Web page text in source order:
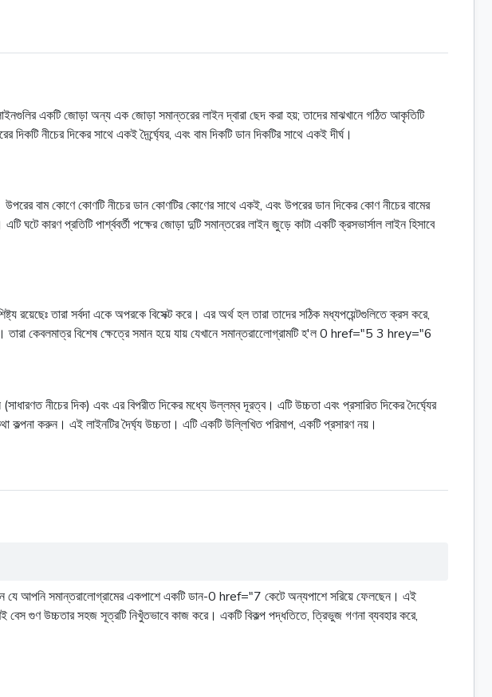
একটি জোড়া অন্য এক জোড়া সমান্তরের লাইন দ্বারা ছেদ করা হয়; তাদের মাঝখানে গঠিত আকৃতিটি
নীচের দিকের সাথে একই দৈর্র্ঘ্যের, এবং বাম দিকটি ডান দিকটির সাথে একই দীর্ঘ।
বাম কোণে কোণটি নীচের ডান কোণটির কোণের সাথে একই, এবং উপরের ডান দিকের কোণ নীচের বামের
কারণ প্রতিটি পার্শ্ববর্তী পক্ষের জোড়া দুটি সমান্তরের লাইন জুড়ে কাটা একটি ক্রসভার্সাল লাইন হিসাবে
রয়েছেঃ তারা সর্বদা একে অপরকে বিসেক্ট করে। এর অর্থ হল তারা তাদের সঠিক মধ্যপয়েন্টগুলিতে ক্রস করে,
কেবলমাত্র বিশেষ ক্ষেত্রে সমান হয়ে যায় যেখানে সমান্তরালেোগ্রামটি হ'ল 0 href="5 3 hrey="6
নীচের দিক) এবং এর বিপরীত দিকের মধ্যে উল্লম্ব দূরত্ব। এটি উচ্চতা এবং প্রসারিত দিকের দৈর্ঘ্যের
করুন। এই লাইনটির দৈৰ্ঘ্য উচ্চতা। এটি একটি উল্লিখিত পরিমাপ, একটি প্রসারণ নয়।
যে আপনি সমান্তরালোগ্রামের একপাশে একটি ডান-0 href="7 কেটে অন্যপাশে সরিয়ে ফেলছেন। এই
গুণ উচ্চতার সহজ সূত্রটি নিখুঁতভাবে কাজ করে। একটি বিকল্প পদ্ধতিতে, ত্রিভুজ গণনা ব্যবহার করে,